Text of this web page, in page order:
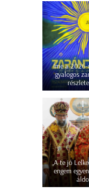
Íme a
gyalogos
„A te jó
engem